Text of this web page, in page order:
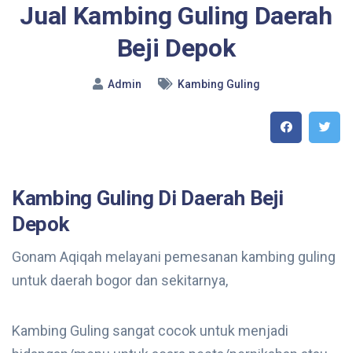
Jual Kambing Guling Daerah
Beji Depok
Admin Kambing Guling
Kambing Guling Di Daerah Beji
Depok
Gonam Aqiqah melayani pemesanan kambing guling
untuk daerah bogor dan sekitarnya,
Kambing Guling sangat cocok untuk menjadi